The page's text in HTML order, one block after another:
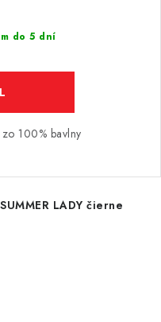
do 5 dní
100% bavlny
LADY čierne